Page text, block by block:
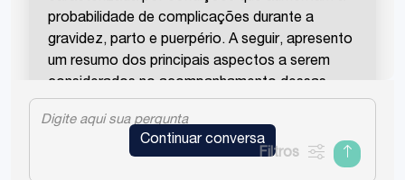
probabilidade de complicações durante a
gravidez, parto e puerpério. A seguir, apresento
um resumo dos principais aspectos a serem
considerados no acompanhamento dessas
Protocolo deContinuar conversa
Filtros